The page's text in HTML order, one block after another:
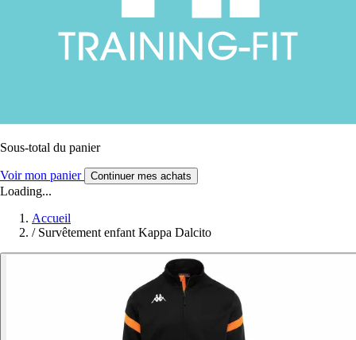
Sous-total du panier
Voir mon panier Continuer mes achats
Loading...
Accueil
/ Survêtement enfant Kappa Dalcito